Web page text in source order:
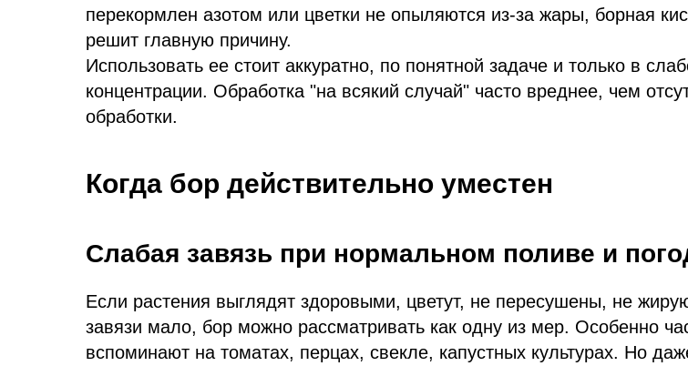
перекормлен азотом или цветки не опыляются из-за жары, борная
решит главную причину.
Использовать ее стоит аккуратно, по понятной задаче и только в
концентрации. Обработка "на всякий случай" часто вреднее, чем
обработки.
Когда бор действительно уместен
Слабая завязь при нормальном поливе и
Если растения выглядят здоровыми, цветут, не пересушены, не
завязи мало, бор можно рассматривать как одну из мер. Особенно
вспоминают на томатах, перцах, свекле, капустных культурах. Но